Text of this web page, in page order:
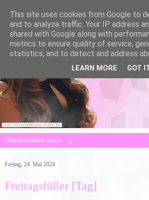
Freitag, 24. Mai 2024
Freitagsfüller [Tag]
This site uses cookies from Google to
and to analyze traffic. Your IP address
shared with Google along with
metrics to ensure quality of service,
statistics, and to detect and address
LEARN MORE GOT